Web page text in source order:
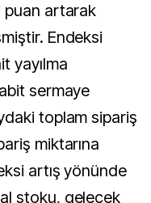
puan artarak
Endeksi
yayılma
sermaye
toplam sipariş
miktarına
artış yönünde
stoku, gelecek